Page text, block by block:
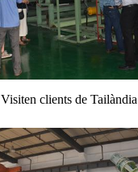
Visiten clients de Tailàndia